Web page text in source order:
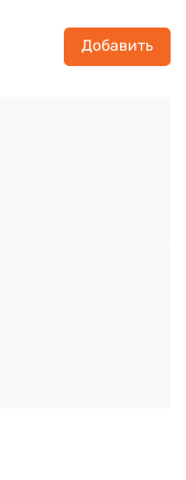
Добавить